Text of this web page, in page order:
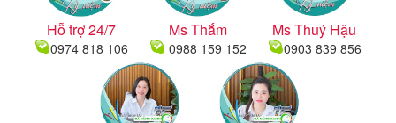
Hỗ trợ 24/7
0974 818 106
Ms Thắm
0988 159 152
Ms Thuý Hậu
0903 839 856